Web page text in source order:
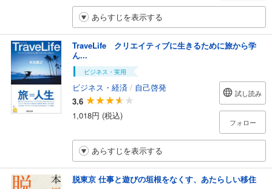
あらすじを表示する
TraveLife クリエイティブに生きるために旅から学
ん...
ビジネス・実用
ビジネス・経済 / 自己啓発
3.6
1,018円 (税込)
試し読み
フォロー
あらすじを表示する
脱東京 仕事と遊びの垣根をなくす、あたらしい移住